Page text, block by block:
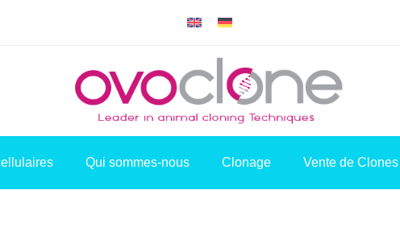
Qui sommes-nous Clonage Vente de Clones